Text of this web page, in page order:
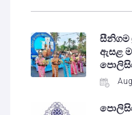
සීනිගම
ඇසළ